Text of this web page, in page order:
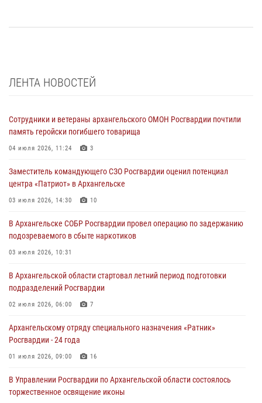
ЛЕНТА НОВОСТЕЙ
Сотрудники и ветераны архангельского ОМОН Росгвардии почтили
память геройски погибшего товарища
04 июля 2026, 11:24 3
Заместитель командующего СЗО Росгвардии оценил потенциал
центра «Патриот» в Архангельске
03 июля 2026, 14:30 10
В Архангельске СОБР Росгвардии провел операцию по задержанию
подозреваемого в сбыте наркотиков
03 июля 2026, 10:31
В Архангельской области стартовал летний период подготовки
подразделений Росгвардии
02 июля 2026, 06:00 7
Архангельскому отряду специального назначения «Ратник»
Росгвардии - 24 года
01 июля 2026, 09:00 16
В Управлении Росгвардии по Архангельской области состоялось
торжественное освящение иконы